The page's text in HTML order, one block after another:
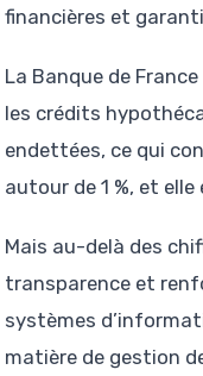
financières et
La Banque de
les crédits
endettées, ce qui
autour de 1 %, et
Mais au-delà des
transparence et
systèmes
matière de gestion